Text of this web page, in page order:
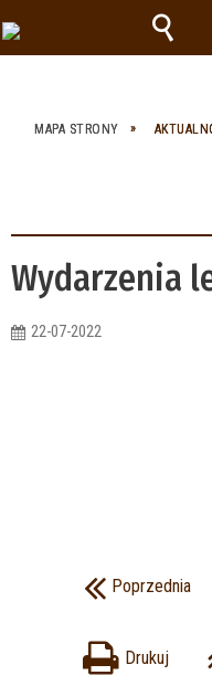
MAPA STRONY
Wydarzenia
22-07-2022
Poprzednia
Drukuj